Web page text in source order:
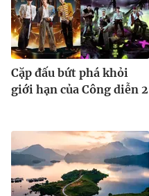
Cặp đấu bứt phá khỏi
giới hạn của Công diễn 2